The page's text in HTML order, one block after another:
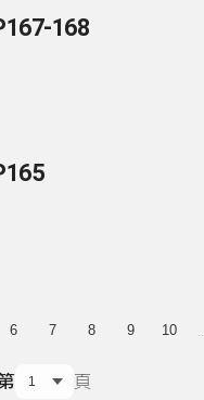
168
6 7 8 9 10
頁